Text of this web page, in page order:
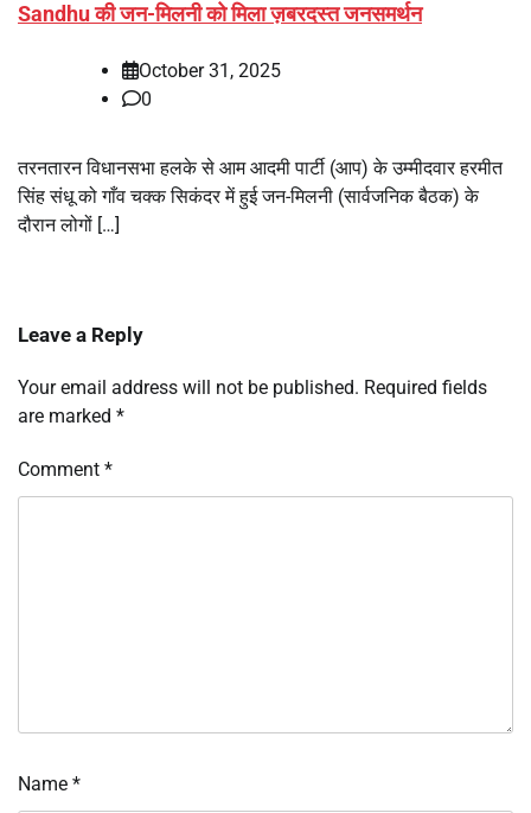
Sandhu की जन-मिलनी को मिला ज़बरदस्त जनसमर्थन
October 31, 2025
0
तरनतारन विधानसभा हलके से आम आदमी पार्टी (आप) के उम्मीदवार हरमीत
सिंह संधू को गाँव चक्क सिकंदर में हुई जन-मिलनी (सार्वजनिक बैठक) के
दौरान लोगों […]
Leave a Reply
Your email address will not be published. Required fields
are marked *
Comment *
Name *